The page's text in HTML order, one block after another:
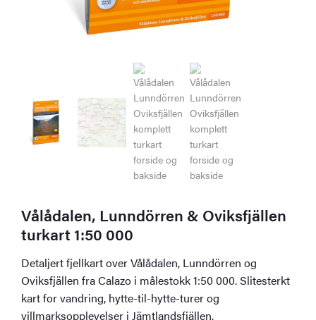
Vålådalen, Lunndörren & Oviksfjällen
turkart 1:50 000
Detaljert fjellkart over Vålådalen, Lunndörren og
Oviksfjällen fra Calazo i målestokk 1:50 000. Slitesterkt
kart for vandring, hytte-til-hytte-turer og
villmarksopplevelser i Jämtlandsfjällen.